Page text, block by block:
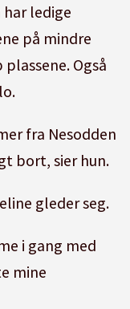
ledige
på mindre
Også
fra Nesodden
bort, sier hun.
gleder seg.
i gang med
mine